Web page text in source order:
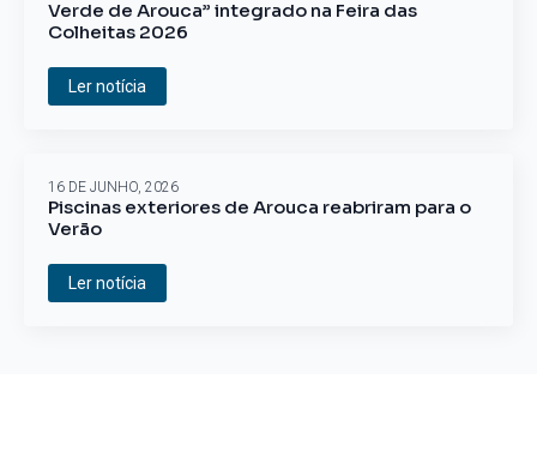
Verde de Arouca” integrado na Feira das
Colheitas 2026
Ler notícia
Piscinas exteriores de Arouca reabriram para o
Verão
16 DE JUNHO, 2026
Ler notícia